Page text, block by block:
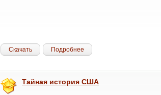
Скачать Подробнее
Тайная история США